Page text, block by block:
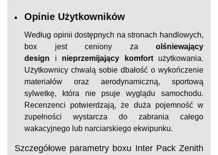
Opinie Użytkowników
Według opinii dostępnych na stronach handlowych,
box jest ceniony za olśniewający
design i nieprzemijający komfortużytkowania.
Użytkownicy chwalą sobie dbałość o wykończenie
materiałów oraz aerodynamiczną, sportową
sylwetkę, która nie psuje wyglądu samochodu.
Recenzenci potwierdzają, że duża pojemność w
zupełności wystarcza do zabrania całego
wakacyjnego lub narciarskiego ekwipunku.
Szczegółowe parametry boxu Inter Pack Zenith